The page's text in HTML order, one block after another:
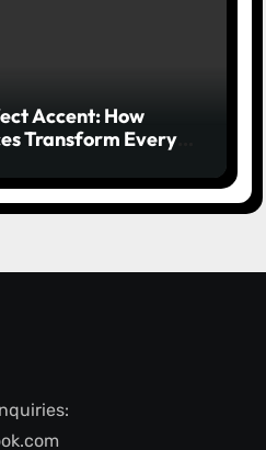
Accent: How
Transform Every